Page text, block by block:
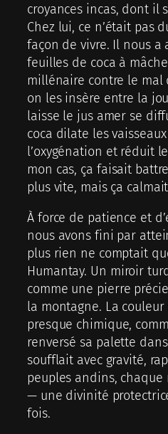
croyances incas, dont il
Chez lui, ce n’était pas
façon de vivre. Il nous a
feuilles de coca à
millénaire contre le mal
on les insère entre la
laisse le jus amer se
coca dilate les
l’oxygénation et réduit
mon cas, ça faisait
plus vite, mais ça
À force de patience et
nous avons fini par
plus rien ne comptait
Humantay. Un miroir
comme une pierre
la montagne. La
presque chimique,
renversé sa palette
soufflait avec gravité,
peuples andins,
— une divinité
fois.